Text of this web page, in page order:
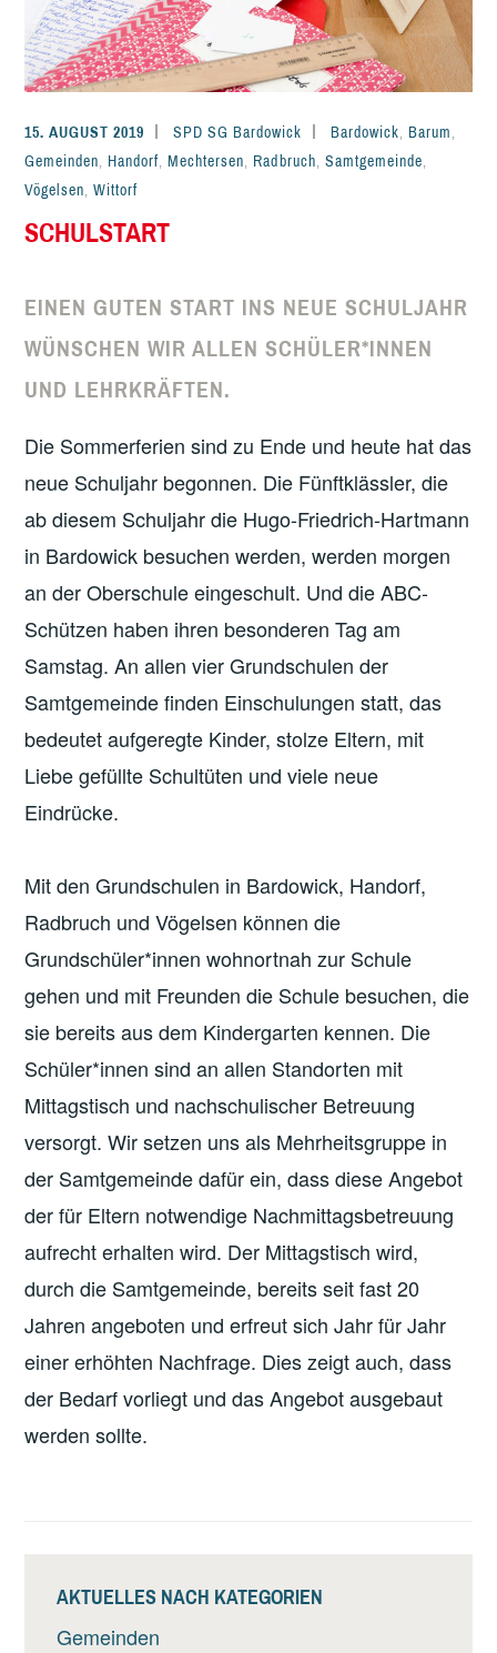
15. AUGUST 2019 SPD SG Bardowick Bardowick, Barum,
Gemeinden, Handorf,Mechtersen, Radbruch,Samtgemeinde,
Vögelsen,Wittorf
SCHULSTART
EINEN GUTEN START INS NEUE SCHULJAHR
WÜNSCHEN WIR ALLEN SCHÜLER*INNEN
UND LEHRKRÄFTEN.
Die Sommerferien sind zu Ende und heute hat das
neue Schuljahr begonnen. Die Fünftklässler, die
ab diesem Schuljahr die Hugo-Friedrich-Hartmann
in Bardowick besuchen werden, werden morgen
an der Oberschule eingeschult. Und die ABC-
Schützen haben ihren besonderen Tag am
Samstag. An allen vier Grundschulen der
Samtgemeinde finden Einschulungen statt, das
bedeutet aufgeregte Kinder, stolze Eltern, mit
Liebe gefüllte Schultüten und viele neue
Eindrücke.
Mit den Grundschulen in Bardowick, Handorf,
Radbruch und Vögelsen können die
Grundschüler*innen wohnortnah zur Schule
gehen und mit Freunden die Schule besuchen, die
sie bereits aus dem Kindergarten kennen. Die
Schüler*innen sind an allen Standorten mit
Mittagstisch und nachschulischer Betreuung
versorgt. Wir setzen uns als Mehrheitsgruppe in
der Samtgemeinde dafür ein, dass diese Angebot
der für Eltern notwendige Nachmittagsbetreuung
aufrecht erhalten wird. Der Mittagstisch wird,
durch die Samtgemeinde, bereits seit fast 20
Jahren angeboten und erfreut sich Jahr für Jahr
einer erhöhten Nachfrage. Dies zeigt auch, dass
der Bedarf vorliegt und das Angebot ausgebaut
werden sollte.
AKTUELLES NACH KATEGORIEN
Gemeinden